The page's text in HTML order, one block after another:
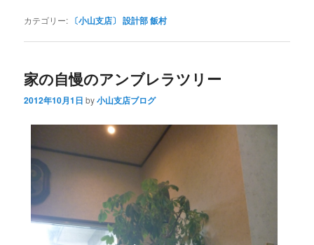
カテゴリー: 〔小山支店〕 設計部 飯村
家の自慢のアンブレラツリー
2012年10月1日 by小山支店ブログ